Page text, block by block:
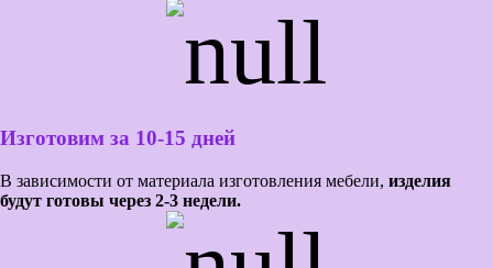
Изготовим за 10-15 дней
В зависимости от материала изготовления мебели, изделия
будут готовы через 2-3 недели.